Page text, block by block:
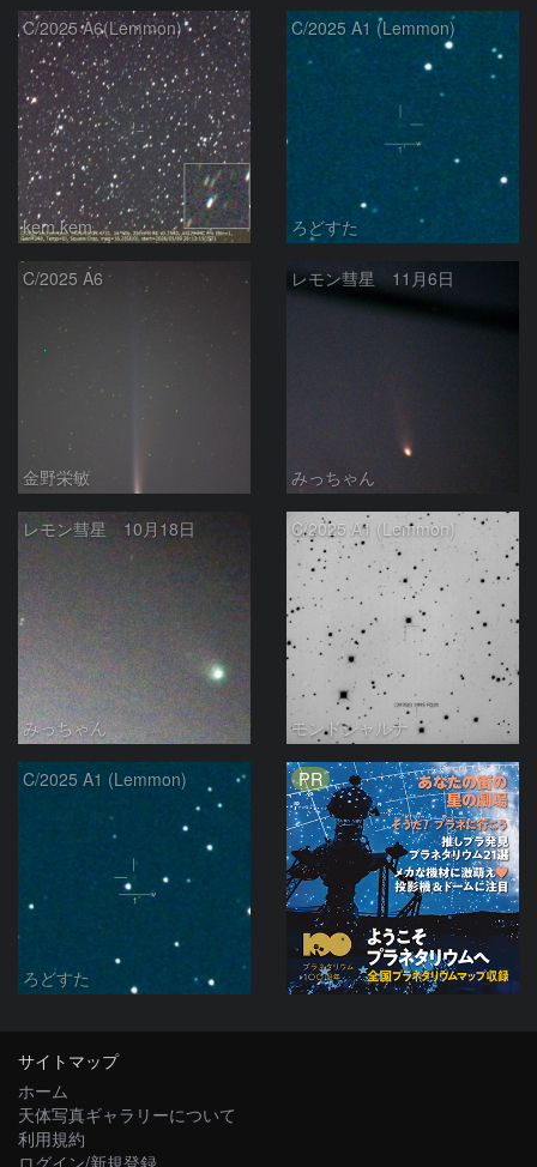
C/2025 A6(Lemmon)
kem.kem
C/2025 A1 (Lemmon)
ろどすた
C/2025 A6
金野栄敏
レモン彗星 11月6日
みっちゃん
レモン彗星 10月18日
みっちゃん
C/2025 A1 (Lemmon)
モンドシャルナ
C/2025 A1 (Lemmon)
ろどすた
PR
サイトマップ
ホーム
天体写真ギャラリーについて
利用規約
ログイン/新規登録